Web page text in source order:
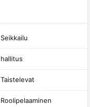
Seikkailu
hallitus
Taistelevat
Roolipelaaminen